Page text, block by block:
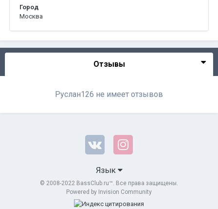
Город
Москва
Отзывы
Руслан126 не имеет отзывов
Язык
© 2008-2022 BassClub.ru™. Все права защищены.
Powered by Invision Community